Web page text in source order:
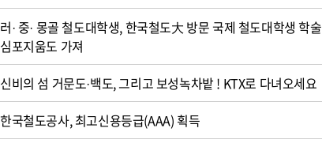
러· 중· 몽골 철도대학생, 한국철도大 방문 국제 철도대학생 학술
심포지움도 가져
신비의 섬 거문도·백도, 그리고 보성녹차밭 ! KTX로 다녀오세요
한국철도공사, 최고신용등급(AAA) 획득